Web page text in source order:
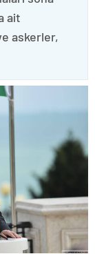
ait
askerler,